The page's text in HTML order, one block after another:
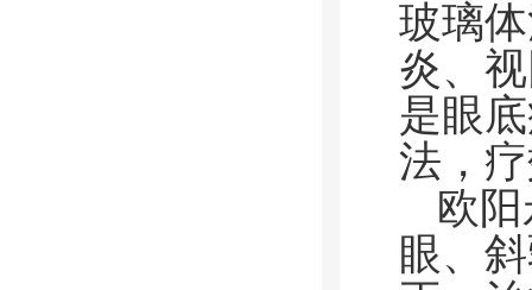
玻璃
炎、
是眼
法，
欧
眼、